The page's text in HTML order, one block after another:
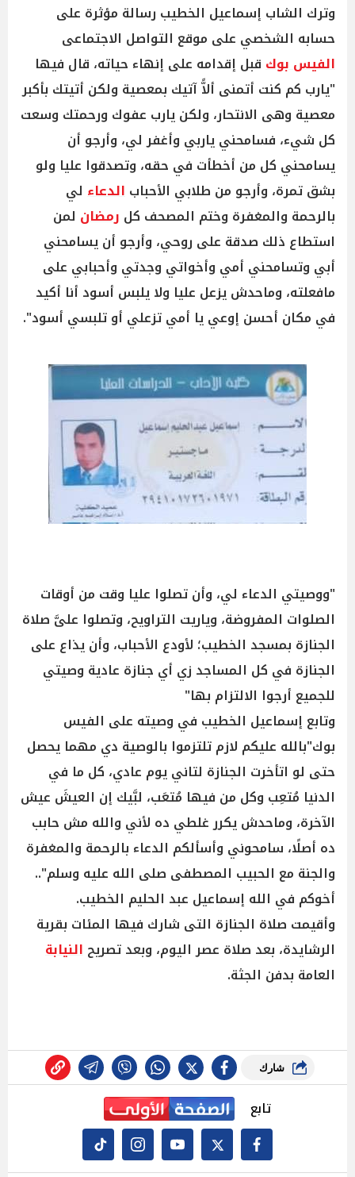
وترك الشاب إسماعيل الخطيب رسالة مؤثرة على
حسابه الشخصي على موقع التواصل الاجتماعى
الفيس بوك قبل إقدامه على إنهاء حياته، قال فيها
"يارب كم كنت أتمنى ألاًّ آتيك بمعصية ولكن أتيتك بأكبر
معصية وهى الانتحار، ولكن يارب عفوك ورحمتك وسعت
كل شيء، فسامحني ياربي وأغفر لي، وأرجو أن
يسامحني كل من أخطأت في حقه، وتصدقوا عليا ولو
بشق تمرة، وأرجو من طلابي الأحباب الدعاء لي
بالرحمة والمغفرة وختم المصحف كل رمضان لمن
استطاع ذلك صدقة على روحي، وأرجو أن يسامحني
أبي وتسامحني أمي وأخواتي وجدتي وأحبابي على
مافعلته، وماحدش يزعل عليا ولا يلبس أسود أنا أكيد
في مكان أحسن إوعي يا أمي تزعلي أو تلبسي أسود".
"ووصيتي الدعاء لي، وأن تصلوا عليا وقت من أوقات
الصلوات المفروضة، وياريت التراويح، وتصلوا علىَّ صلاة
الجنازة بمسجد الخطيب؛ لأودع الأحباب، وأن يذاع على
الجنازة في كل المساجد زي أي جنازة عادية وصيتي
للجميع أرجوا الالتزام بها"
وتابع إسماعيل الخطيب في وصيته على الفيس
بوك"بالله عليكم لازم تلتزموا بالوصية دي مهما يحصل
حتى لو اتأخرت الجنازة لتاني يوم عادي، كل ما في
الدنيا مُتعِب وكل من فيها مُتعَب، لبَّيك إن العيشَ عيش
الآخرة، وماحدش يكرر غلطي ده لأني والله مش حابب
ده أصلًا، سامحوني وأسألكم الدعاء بالرحمة والمغفرة
والجنة مع الحبيب المصطفى صلى الله عليه وسلم"..
أخوكم في الله إسماعيل عبد الحليم الخطيب.
وأقيمت صلاة الجنازة التى شارك فيها المئات بقرية
الرشايدة، بعد صلاة عصر اليوم، وبعد تصريح النيابة
العامة بدفن الجثة.
شارك
تابع